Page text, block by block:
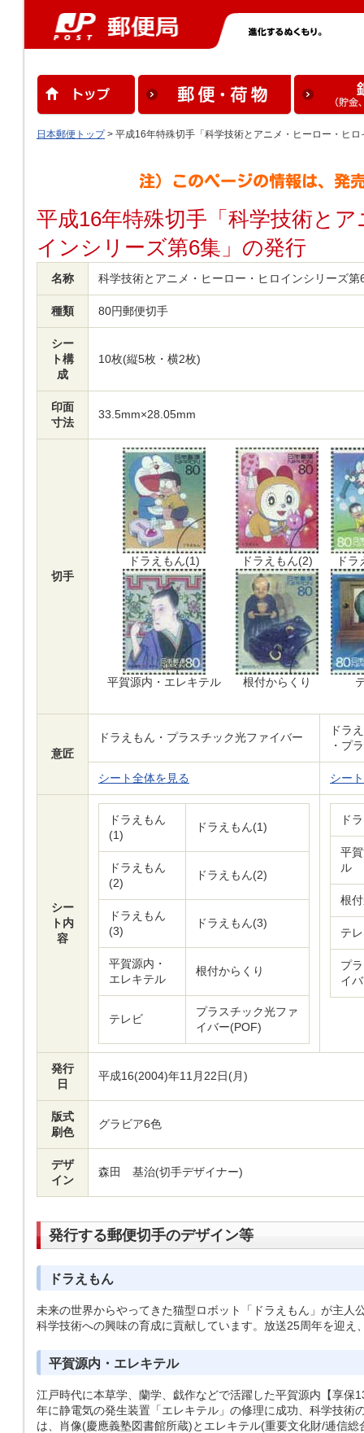
日本郵便トップ> 平成16年特殊切手「科学技術とアニメ・ヒーロー・ヒ
平成16年特殊切手「科学技術と
インシリーズ第6集」の発行
名称 科学技術とアニメ・ヒーロー・ヒロインシリーズ
種類 80円郵便切手
シー
ト構
成
10枚(縦5枚・横2枚)
印面
寸法
33.5mm×28.05mm
切手
ドラえもん(1) ドラえもん(2) ド
平賀源内・エレキテル 根付からくり
意匠
ドラえもん・プラスチック光ファイバー
ドラ
・プ
シート全体を見る シー
シー
ト内
容
ドラえもん
(1)
ドラえもん(1)
ドラえもん
(2)
ドラえもん(2)
ドラえもん
(3)
ドラえもん(3)
平賀源内・
エレキテル
根付からくり
テレビ
プラスチック光ファ
イバー(POF)
ド
平
ル
根
テ
プ
イ
発行
日
平成16(2004)年11月22日(月)
版式
刷色
グラビア6色
デザ
イン
森田 基治(切手デザイナー)
発行する郵便切手のデザイン等
ドラえもん
未来の世界からやってきた猫型ロボット「ドラえもん」が主人
科学技術への興味の育成に貢献しています。放送25周年を迎え
平賀源内・エレキテル
江戸時代に本草学、蘭学、戯作などで活躍した平賀源内【享
年に静電気の発生装置「エレキテル」の修理に成功、科学技術
は、肖像(慶應義塾図書館所蔵)とエレキテル(重要文化財/逓信